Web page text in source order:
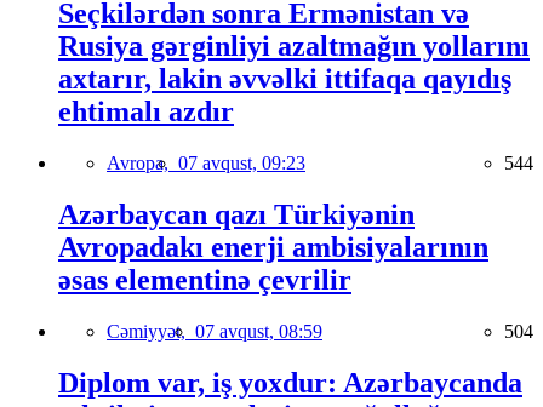
Seçkilərdən sonra Ermənistan və
Rusiya gərginliyi azaltmağın yollarını
axtarır, lakin əvvəlki ittifaqa qayıdış
ehtimalı azdır
Avropa, 07 avqust, 09:23 544
Azərbaycan qazı Türkiyənin
Avropadakı enerji ambisiyalarının
əsas elementinə çevrilir
Cəmiyyət, 07 avqust, 08:59 504
Diplom var, iş yoxdur: Azərbaycanda